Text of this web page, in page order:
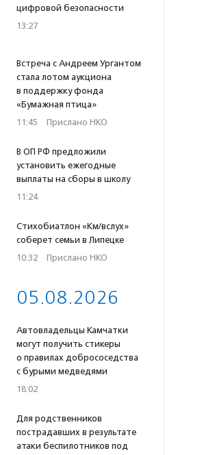
цифровой безопасности
13:27
Встреча с Андреем Ургантом
стала лотом аукциона
в поддержку фонда
«Бумажная птица»
11:45 · Прислано НКО
В ОП РФ предложили
установить ежегодные
выплаты на сборы в школу
11:24
Стихобиатлон «Км/вслух»
соберет семьи в Липецке
10:32 · Прислано НКО
05.08.2026
Автовладельцы Камчатки
могут получить стикеры
о правилах добрососедства
с бурыми медведями
18:02
Для родственников
пострадавших в результате
атаки беспилотников под